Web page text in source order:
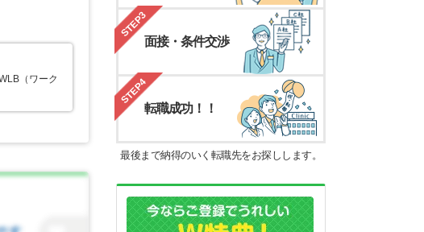
（ワーク
STEP3
面接・条件交渉
STEP4
転職成功！！
最後まで納得のいく転職先をお探しします。